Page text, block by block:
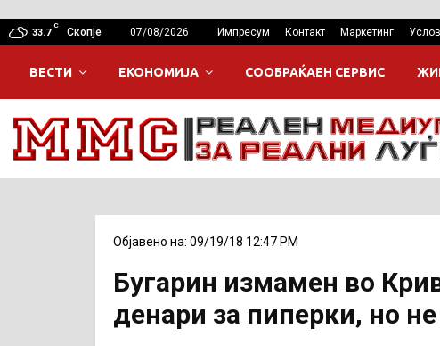
33.7
C
Скопје 07/08/2026 Импресум Контакт Маркетинг
ВЕСТИ ЕКОНОМИЈА СООБРАЌАЕН СЕРВИС
Објавено на: 09/19/18 12:47 PM
Бугарин измамен во
денари за пиперки, но